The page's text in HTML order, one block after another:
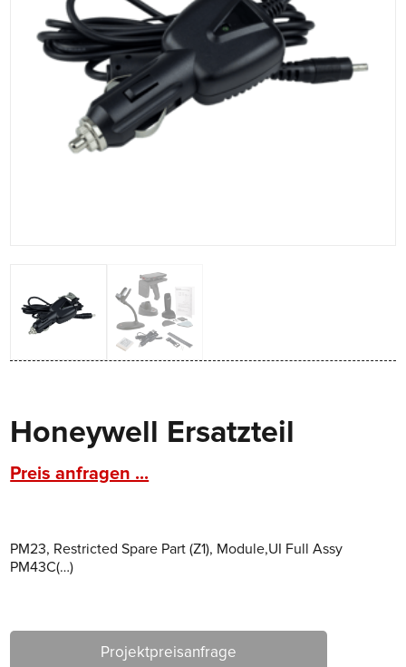
Honeywell Ersatzteil
Preis anfragen ...
PM23, Restricted Spare Part (Z1), Module,UI Full Assy
PM43C(…)
Projektpreisanfrage